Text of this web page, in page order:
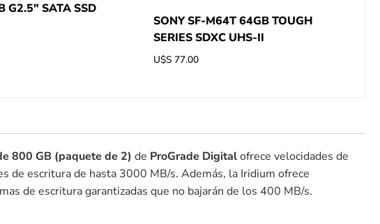
G2.5″ SATA SSD
SONY SF-M64T 64GB TOUGH
SERIES SDXC UHS-II
U$S 77.00
800 GB (paquete de 2) de ProGrade Digitalofrece velocidades de
de escritura de hasta 3000 MB/s. Además, la Iridium ofrece
de escritura garantizadas que no bajarán de los 400 MB/s.